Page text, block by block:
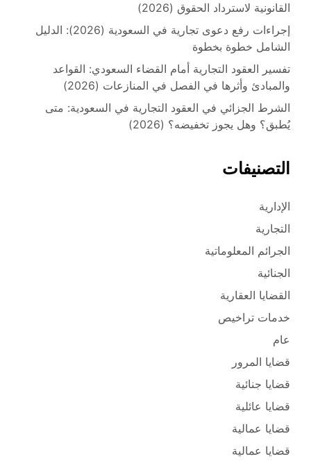
القانونية لاسترداد الحقوق (2026)
إجراءات رفع دعوى تجارية في السعودية (2026): الدليل
الشامل خطوة بخطوة
تفسير العقود التجارية أمام القضاء السعودي: القواعد
والمبادئ وأثرها في الفصل في المنازعات (2026)
الشرط الجزائي في العقود التجارية في السعودية: متى
يُطبق؟ وهل يجوز تخفيضه؟ (2026)
التصنيفات
الإدارية
التجارية
الجرائم المعلوماتية
الجنائية
القضايا العقارية
خدمات تراخيص
عام
قضايا المرور
قضايا جنائية
قضايا عائلية
قضايا عمالية
قضايا عمالية